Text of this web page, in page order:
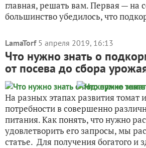
главная, решать вам. Первая — на
большинство убедилось, что
LamaTorf 5 апреля 2019, 16:13
Что нужно знать о
от посева до сбора
На разных этапах развития томат
потребности в совершенно
питания. Как понять, что нужно
удовлетворить его запросы, мы
статье. Для получения богатого и